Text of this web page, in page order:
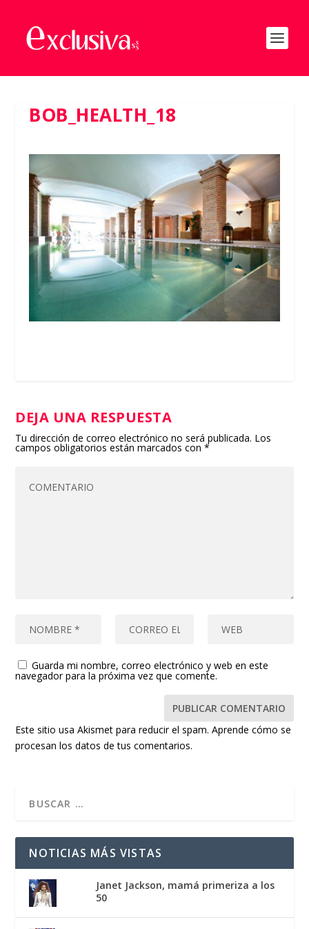
BOB_HEALTH_18
DEJA UNA RESPUESTA
Tu dirección de correo electrónico no será publicada. Los
campos obligatorios están marcados con*
Guarda mi nombre, correo electrónico y web en este
navegador para la próxima vez que comente.
Este sitio usa Akismet para reducir el spam.Aprende cómo se
procesan los datos de tus comentarios.
NOTICIAS MÁS VISTAS
Janet Jackson, mamá primeriza a los
50